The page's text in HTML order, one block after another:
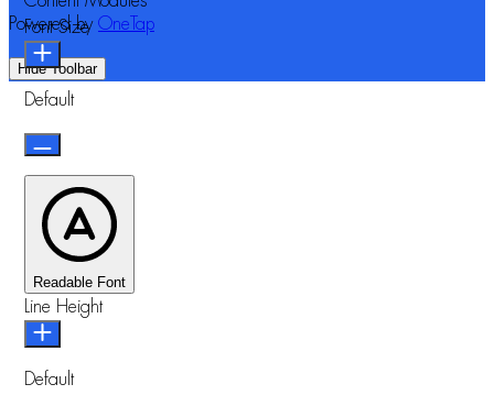
Powered by OneTap
Hide Toolbar
Font Size
Default
Readable Font
Line Height
Default